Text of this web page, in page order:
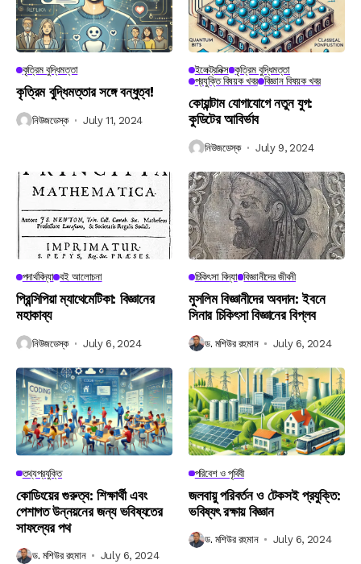
কৃত্রিম বুদ্ধিমত্তা
কৃত্রিম বুদ্ধিমত্তার সঙ্গে বন্ধুত্ব!
নিউজডেস্ক July 11, 2024
ইলেক্ট্রনিক্স কৃত্রিম বুদ্ধিমত্তা
প্রযুক্তি বিষয়ক খবর বিজ্ঞান বিষয়ক খবর
কোয়ান্টাম যোগাযোগে নতুন যুগ:
কুডিটের আবির্ভাব
নিউজডেস্ক July 9, 2024
পদার্থবিদ্যা বই আলোচনা
প্রিন্সিপিয়া ম্যাথেমেটিকা: বিজ্ঞানের
মহাকাব্য
নিউজডেস্ক July 6, 2024
চিকিৎসা বিদ্যা বিজ্ঞানীদের জীবনী
মুসলিম বিজ্ঞানীদের অবদান: ইবনে
সিনার চিকিৎসা বিজ্ঞানের বিপ্লব
ড. মশিউর রহমান July 6, 2024
তথ্যপ্রযুক্তি
কোডিংয়ের গুরুত্ব: শিক্ষার্থী এবং
পেশাগত উন্নয়নের জন্য ভবিষ্যতের
সাফল্যের পথ
ড. মশিউর রহমান July 6, 2024
পরিবেশ ও পৃথিবী
জলবায়ু পরিবর্তন ও টেকসই প্রযুক্তি:
ভবিষ্যৎ রক্ষায় বিজ্ঞান
ড. মশিউর রহমান July 6, 2024